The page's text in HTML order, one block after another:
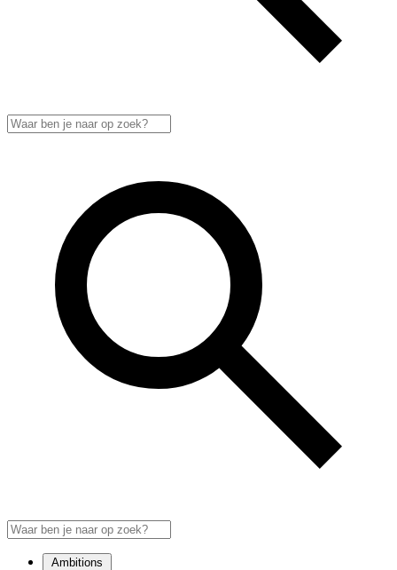
Ambitions